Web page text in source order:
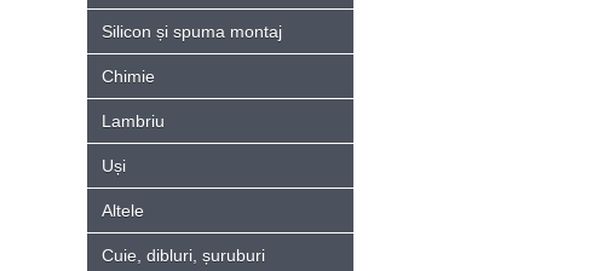
Silicon și spuma montaj
Chimie
Lambriu
Uși
Altele
Cuie, dibluri, șuruburi